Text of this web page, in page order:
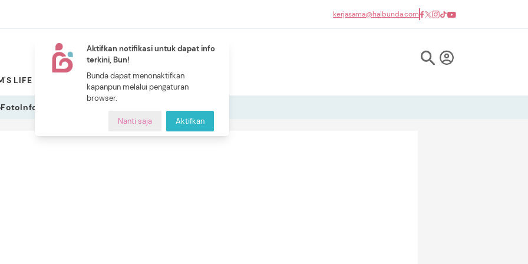
Aktifkan notifikasi untuk dapat info
terkini, Bun!
Bunda dapat menonaktifkan
kapanpun melalui pengaturan
browser.
Nanti saja Aktifkan
kerjasama@haibunda.com
LIFE PILIHAN BUNDA
NEW
CERITA BUNDA
FotoInfografis